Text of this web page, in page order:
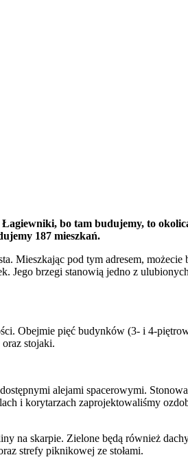
bo tam budujemy, to
187 mieszkań.
Mieszkając pod tym adresem,
Jego brzegi stanowią jedno z
Obejmie pięć budynków (3- i 4-
stojaki.
alejami spacerowymi.
i korytarzach zaprojektowaliśmy
na skarpie. Zielone będą również
strefy piknikowej ze stołami.